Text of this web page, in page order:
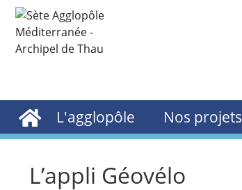
L'agglopôle Nos projets
L’appli Géovélo